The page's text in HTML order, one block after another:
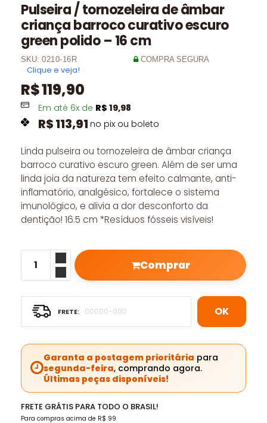
Pulseira / tornozeleira de âmbar
criança barroco curativo escuro
green polido – 16 cm
SKU: 0210-16R COMPRA SEGURA
Clique e veja!
R$119,90
Em até 6x de R$ 19,98
R$113,91 no pix ou boleto
Linda pulseira ou tornozeleira de âmbar criança
barroco curativo escuro green. Além de ser uma
linda joia da natureza tem efeito calmante, anti-
inflamatório, analgésico, fortalece o sistema
imunológico, e alivia a dor desconforto da
dentição! 16.5 cm *Resíduos fósseis visíveis!
Comprar
OK
Garanta a postagem prioritária para
segunda-feira, comprando agora.
Últimas peças disponíveis!
FRETE GRÁTIS PARA TODO O BRASIL!
Para compras acima de R$ 99